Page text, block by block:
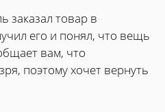
заказал товар в
его и понял, что вещь
вам, что
поэтому хочет вернуть